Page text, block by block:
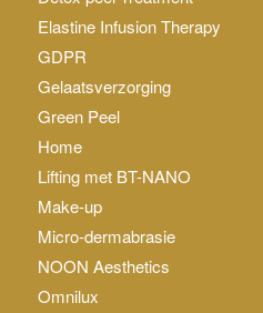
Elastine Infusion Therapy
GDPR
Gelaatsverzorging
Green Peel
Home
Lifting met BT-NANO
Make-up
Micro-dermabrasie
NOON Aesthetics
Omnilux